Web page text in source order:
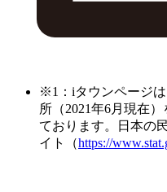
※1：iタウンページ
所（2021年6月現在
ております。日本の
イト（https://